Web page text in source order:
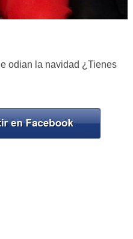
odian la navidad ¿Tienes